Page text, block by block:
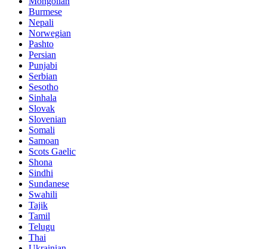
Burmese
Nepali
Norwegian
Pashto
Persian
Punjabi
Serbian
Sesotho
Sinhala
Slovak
Slovenian
Somali
Samoan
Scots Gaelic
Shona
Sindhi
Sundanese
Swahili
Tajik
Tamil
Telugu
Thai